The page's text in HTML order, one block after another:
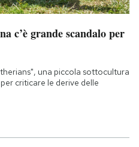
c’è grande scandalo per
una piccola sottocultura
criticare le derive delle